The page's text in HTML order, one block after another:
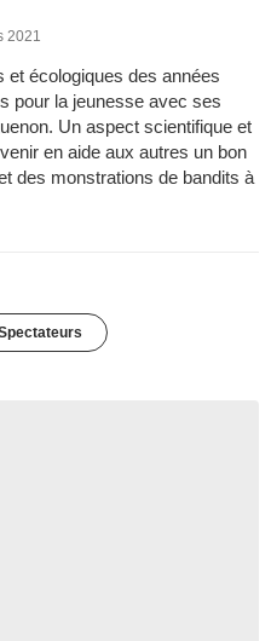
2021
et écologiques des années
pour la jeunesse avec ses
Un aspect scientifique et
en aide aux autres un bon
des monstrations de bandits à